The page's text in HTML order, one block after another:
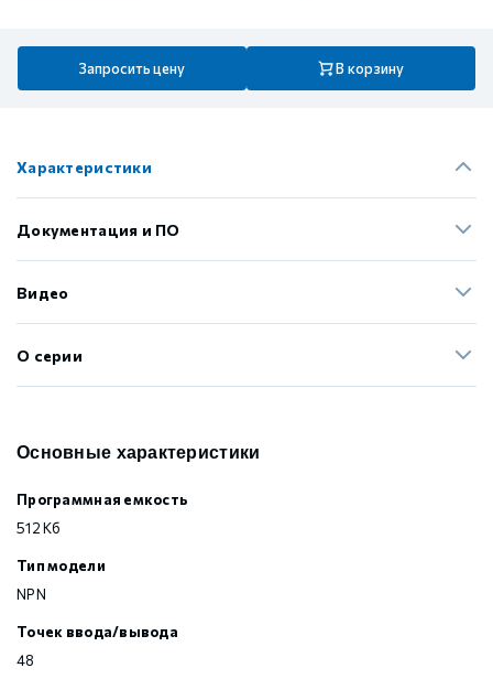
Запросить цену В корзину
Характеристики
Документация и ПО
Видео
О серии
Основные характеристики
Программная емкость
512 Кб
Тип модели
NPN
Точек ввода/вывода
48